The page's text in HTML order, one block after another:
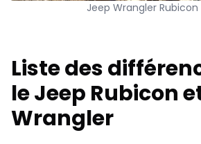
Jeep Wrangler Rubicon
Liste des
le Jeep Rubicon
Wrangler